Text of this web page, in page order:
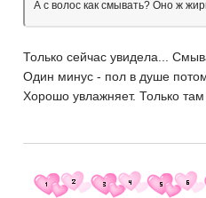
А с волос как смывать? Оно ж
Только сейчас увидела...
Один минус - пол в душе
Хорошо увлажняет. Только там